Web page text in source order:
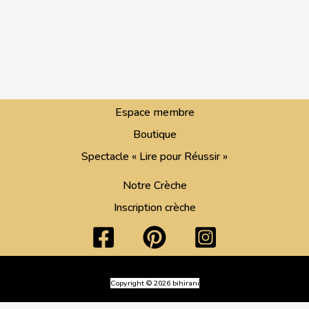
Espace membre
Boutique
Spectacle « Lire pour Réussir »
Notre Crèche
Inscription crèche
Copyright © 2026 bihirani